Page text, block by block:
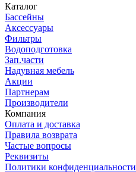
Каталог
Бассейны
Аксессуары
Фильтры
Водоподготовка
Зап.части
Надувная мебель
Акции
Партнерам
Производители
Компания
Оплата и доставка
Правила возврата
Частые вопросы
Реквизиты
Политики конфиденциальности